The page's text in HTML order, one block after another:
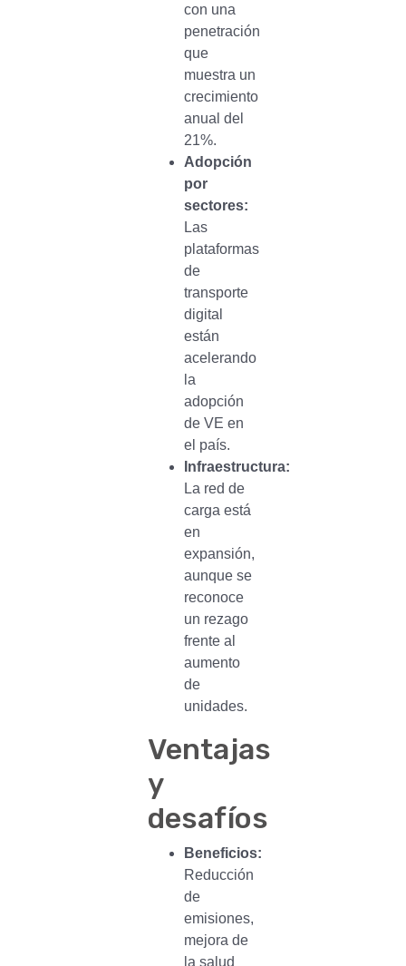
con una
penetración
que
muestra un
crecimiento
anual del
21%.
Adopción
por
sectores:
Las
plataformas
de
transporte
digital
están
acelerando
la
adopción
de VE en
el país.
Infraestructura:
La red de
carga está
en
expansión,
aunque se
reconoce
un rezago
frente al
aumento
de
unidades.
Ventajas
y
desafíos
Beneficios:
Reducción
de
emisiones,
mejora de
la salud